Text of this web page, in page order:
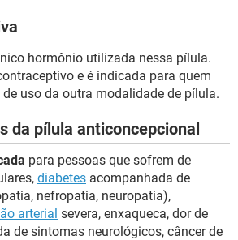
hormônio utilizada nessa pílula.
e é indicada para quem
uso da outra modalidade de pílula.
da pílula anticoncepcional
para pessoas que sofrem de
diabetes acompanhada de
nefropatia, neuropatia),
arterial severa, enxaqueca, dor de
de sintomas neurológicos, câncer de